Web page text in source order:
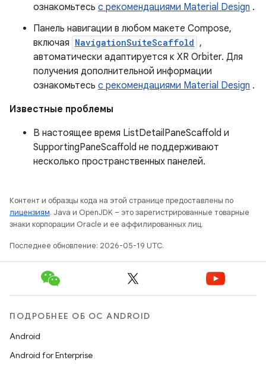
ознакомьтесь с рекомендациями Material Design .
Панель навигации в любом макете Compose,
включая NavigationSuiteScaffold ,
автоматически адаптируется к XR Orbiter. Для
получения дополнительной информации
ознакомьтесь с рекомендациями Material Design .
Известные проблемы
В настоящее время ListDetailPaneScaffold и
SupportingPaneScaffold не поддерживают
несколько пространственных панелей.
Контент и образцы кода на этой странице предоставлены по
лицензиям. Java и OpenJDK – это зарегистрированные товарные
знаки корпорации Oracle и ее аффилированных лиц.
Последнее обновление: 2026-05-19 UTC.
ПОДРОБНЕЕ ОБ ОС ANDROID
Android
Android for Enterprise